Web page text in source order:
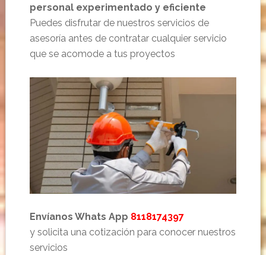
personal experimentado y eficiente
Puedes disfrutar de nuestros servicios de
asesoría antes de contratar cualquier servicio
que se acomode a tus proyectos
Envíanos Whats App 8118174397
y solicita una cotización para conocer nuestros
servicios